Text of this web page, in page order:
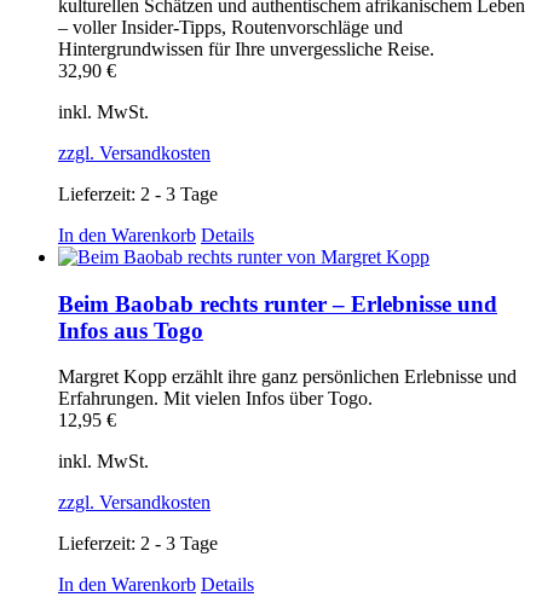
kulturellen Schätzen und authentischem afrikanischem Leben
– voller Insider‑Tipps, Routenvorschläge und
Hintergrundwissen für Ihre unvergessliche Reise.
32,90 €
inkl. MwSt.
zzgl. Versandkosten
Lieferzeit: 2 - 3 Tage
In den Warenkorb Details
Beim Baobab rechts runter – Erlebnisse und
Infos aus Togo
Margret Kopp erzählt ihre ganz persönlichen Erlebnisse und
Erfahrungen. Mit vielen Infos über Togo.
12,95 €
inkl. MwSt.
zzgl. Versandkosten
Lieferzeit: 2 - 3 Tage
In den Warenkorb Details